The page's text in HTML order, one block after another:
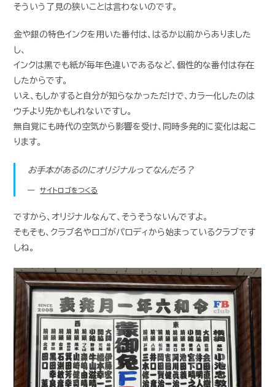
そういう了見の狭いことは言わないのです。
金や銀の特色インクを用いた番付は、はるか以前からありました
し、
インクは黒でも紙が毎年色違いであるなど、個性的な番付は存在
したからです。
いえ、もしかすると自分が知らなかっただけで、カラー化したのは
ウチより先かもしれないですし。
無自覚にも時代の空気から影響を受け、同時多発的に変化は起こ
ります。
お手本があるのにオリジナルってなんだろ？
サイトロゴをつくる
ですから、オリジナルなんて、そうそうないんですよ。
そもそも、クラブ名やロゴがパロディから始まっているクラブです
しね。